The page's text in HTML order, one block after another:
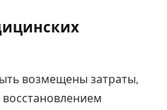
возмещены затраты,